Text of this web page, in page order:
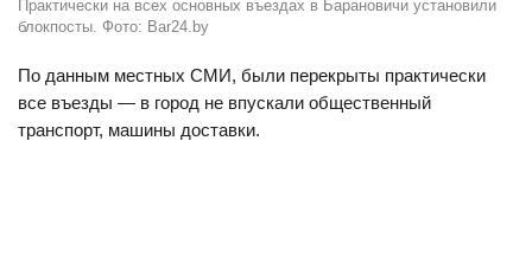
Практически на всех основных въездах в Барановичи установили
блокпосты. Фото: Bar24.by
По данным местных СМИ, были перекрыты практически
все въезды — в город не впускали общественный
транспорт, машины доставки.